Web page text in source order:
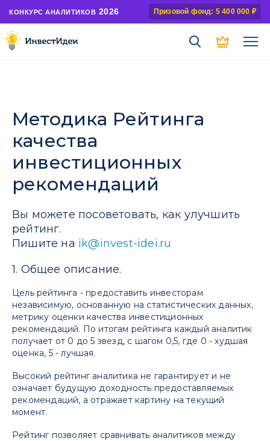
КОНКУРС АНАЛИТИКОВ 2026 Призовой фонд: 5 400 000 ₽
Методика Рейтинга
качества
инвестиционных
рекомендаций
Вы можете посоветовать, как улучшить
рейтинг.
Пишите на ik@invest-idei.ru
1. Общее описание.
Цель рейтинга - предоставить инвесторам
независимую, основанную на статистических данных,
метрику оценки качества инвестиционных
рекомендаций. По итогам рейтинга каждый аналитик
получает от 0 до 5 звезд, с шагом 0,5, где 0 - худшая
оценка, 5 - лучшая.
Высокий рейтинг аналитика не гарантирует и не
означает будущую доходность предоставляемых
рекомендаций, а отражает картину на текущий
момент.
Рейтинг позволяет сравнивать аналитиков между